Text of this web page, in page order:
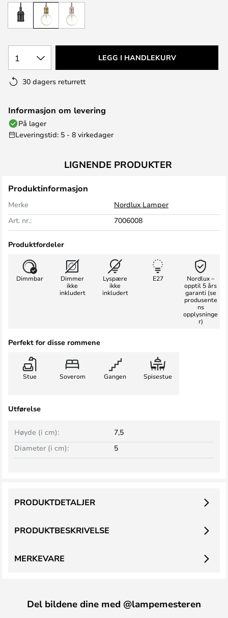
1 LEGG I HANDLEKURV
30 dagers returrett
Informasjon om levering
På lager
Leveringstid: 5 - 8 virkedager
LIGNENDE PRODUKTER
Produktinformasjon
Merke
Nordlux Lamper
Art. nr.:
7006008
Produktfordeler
Dimmbar
Dimmer
ikke
inkludert
Lyspære
ikke
inkludert
E27
Nordlux –
opptil 5 års
garanti (se
produsente
ns
opplysninge
r)
Perfekt for disse rommene
Stue Soverom Gangen Spisestue
Utførelse
Høyde (i cm):
7,5
Diameter (i cm):
5
PRODUKTBESKRIVELSE
PRODUKTDETALJER
MERKEVARE
Del bildene dine med @lampemesteren